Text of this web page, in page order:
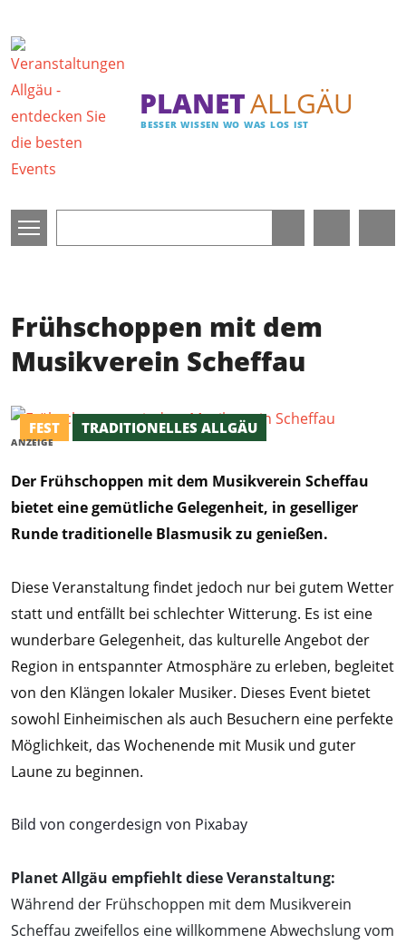
PLANETALLGÄU
BESSER WISSEN WO WAS LOS IST
Frühschoppen mit dem
Musikverein Scheffau
FEST TRADITIONELLES ALLGÄU
ANZEIGE
Der Frühschoppen mit dem Musikverein Scheffau
bietet eine gemütliche Gelegenheit, in geselliger
Runde traditionelle Blasmusik zu genießen.
Diese Veranstaltung findet jedoch nur bei gutem Wetter
statt und entfällt bei schlechter Witterung. Es ist eine
wunderbare Gelegenheit, das kulturelle Angebot der
Region in entspannter Atmosphäre zu erleben, begleitet
von den Klängen lokaler Musiker. Dieses Event bietet
sowohl Einheimischen als auch Besuchern eine perfekte
Möglichkeit, das Wochenende mit Musik und guter
Laune zu beginnen.
Bild von congerdesign von Pixabay
Planet Allgäu empfiehlt diese Veranstaltung:
Während der Frühschoppen mit dem Musikverein
Scheffau zweifellos eine willkommene Abwechslung vom